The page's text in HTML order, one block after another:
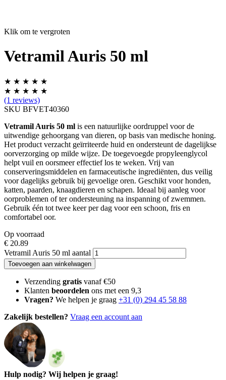
Klik om te vergroten
Vetramil Auris 50 ml
★ ★ ★ ★ ★
★ ★ ★ ★ ★
(1 reviews)
SKU BFVET40360
Vetramil Auris 50 ml is een natuurlijke oordruppel voor de
uitwendige gehoorgang van dieren, op basis van medische honing.
Het product verzacht geïrriteerde huid en ondersteunt de dagelijkse
oorverzorging op milde wijze. De toegevoegde propyleenglycol
helpt vuil en oorsmeer effectief los te weken. Vrij van
conserveringsmiddelen en farmaceutische ingrediënten, dus veilig
voor dagelijks gebruik bij gevoelige oren. Geschikt voor honden,
katten, paarden, knaagdieren en schapen. Ideaal bij aanleg voor
oorproblemen of ter ondersteuning na inspanning of zwemmen.
Gebruik één tot twee keer per dag voor een schoon, fris en
comfortabel oor.
Op voorraad
€ 20.89
Vetramil Auris 50 ml aantal
Toevoegen aan winkelwagen
Verzending gratis vanaf €50
Klanten beoordelen ons met een 9,3
Vragen? We helpen je graag +31 (0) 294 45 58 88
Zakelijk bestellen? Vraag een account aan
Hulp nodig? Wij helpen je graag!